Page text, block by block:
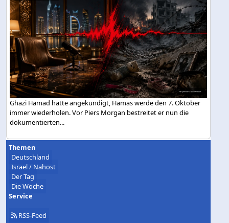
Ghazi Hamad hatte angekündigt, Hamas werde den 7. Oktober
immer wiederholen. Vor Piers Morgan bestreitet er nun die
dokumentierten...
Themen
Deutschland
Israel / Nahost
Der Tag
Die Woche
Service
RSS-Feed